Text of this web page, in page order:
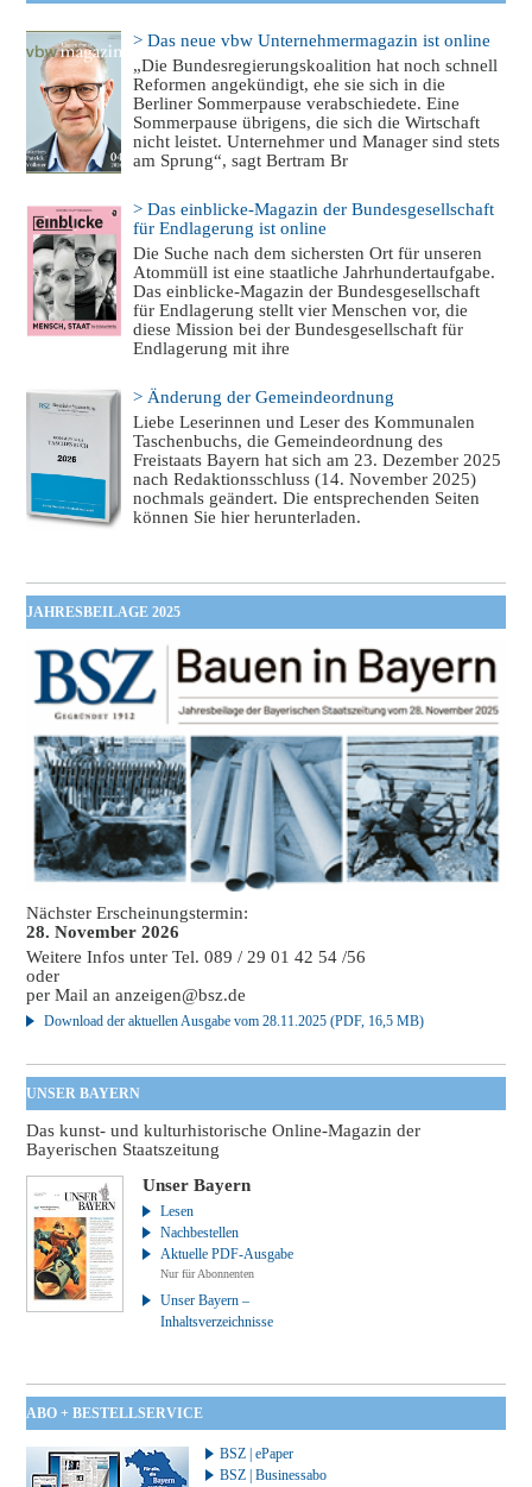
> Das neue vbw Unternehmermagazin ist online
„Die Bundesregierungskoalition hat noch schnell
Reformen angekündigt, ehe sie sich in die
Berliner Sommerpause verabschiedete. Eine
Sommerpause übrigens, die sich die Wirtschaft
nicht leistet. Unternehmer und Manager sind stets
am Sprung“, sagt Bertram Br
> Das einblicke-Magazin der Bundesgesellschaft
für Endlagerung ist online
Die Suche nach dem sichersten Ort für unseren
Atommüll ist eine staatliche Jahrhundertaufgabe.
Das einblicke-Magazin der Bundesgesellschaft
für Endlagerung stellt vier Menschen vor, die
diese Mission bei der Bundesgesellschaft für
Endlagerung mit ihre
> Änderung der Gemeindeordnung
Liebe Leserinnen und Leser des Kommunalen
Taschenbuchs, die Gemeindeordnung des
Freistaats Bayern hat sich am 23. Dezember 2025
nach Redaktionsschluss (14. November 2025)
nochmals geändert. Die entsprechenden Seiten
können Sie hier herunterladen.
JAHRESBEILAGE 2025
Nächster Erscheinungstermin:
28. November 2026
Weitere Infos unter Tel. 089 / 29 01 42 54 /56
oder
per Mail ananzeigen@bsz.de
Download der aktuellen Ausgabe vom 28.11.2025 (PDF, 16,5 MB)
UNSER BAYERN
Das kunst- und kulturhistorische Online-Magazin der
Bayerischen Staatszeitung
Unser Bayern
Lesen
Nachbestellen
Aktuelle PDF-Ausgabe
Nur für Abonnenten
Unser Bayern –
Inhaltsverzeichnisse
ABO + BESTELLSERVICE
BSZ | ePaper
BSZ | Businessabo